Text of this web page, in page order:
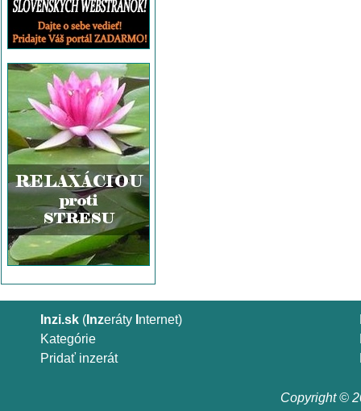
Inzi.sk ( Inzeráty nternet)
Kategórie
Pridať inzerát
Copyright ©